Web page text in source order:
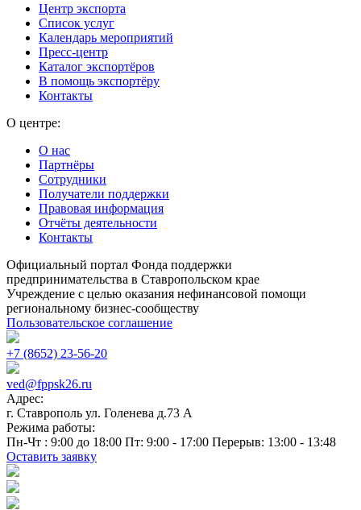
Центр экспорта
Список услуг
Календарь мероприятий
Пресс-центр
Каталог экспортёров
В помощь экспортёру
Контакты
О центре:
О нас
Партнёры
Сотрудники
Получатели поддержки
Правовая информация
Отчёты деятельности
Контакты
Официальный портал Фонда поддержки
предпринимательства в Ставропольском крае
Учреждение с целью оказания нефинансовой помощи
региональному бизнес-сообществу
Пользовательское соглашение
+7 (8652) 23-56-20
ved@fppsk26.ru
Адрес:
г. Ставрополь ул. Голенева д.73 A
Режима работы:
Пн-Чт : 9:00 до 18:00 Пт: 9:00 - 17:00 Перерыв: 13:00 - 13:48
Оставить заявку